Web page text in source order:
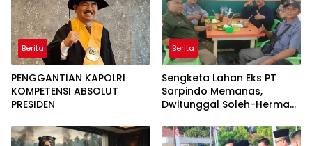
Berita
PENGGANTIAN KAPOLRI
KOMPETENSI ABSOLUT
PRESIDEN
Berita
Sengketa Lahan Eks PT
Sarpindo Memanas,
Dwitunggal Soleh-Herman
ke Pulau Rupat